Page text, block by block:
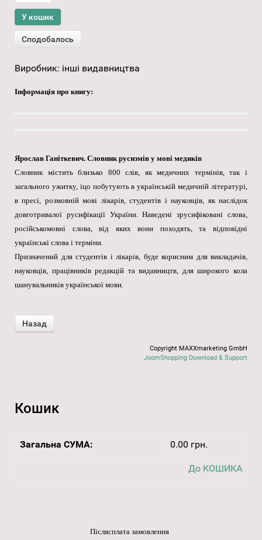
Виробник: інші видавництва
Інформація про книгу:
Ярослав Ганіткевич. Словник русизмів у мові медиків
Словник містить близько 800 слів, як медичних термінів, так і
загального ужитку, іцо побутують в українській медичній літературі,
в пресі, розмовній мові лікарів, студентів і науковців, як наслідок
довготривалої русифікації України. Наведені зрусифіковані слова,
російськомовні слова, від яких вони походять, та відповідні
українські слова і терміни.
Призначений для студентів і лікарів, буде корисним для викладачів,
науковців, працівників редакцій та видавництв, для широкого кола
шанувальників української мови.
Copyright MAXXmarketing GmbH
JoomShopping Download & Support
Кошик
Загальна СУМА: 0.00 грн.
До КОШИКА
Післясплата замовлення